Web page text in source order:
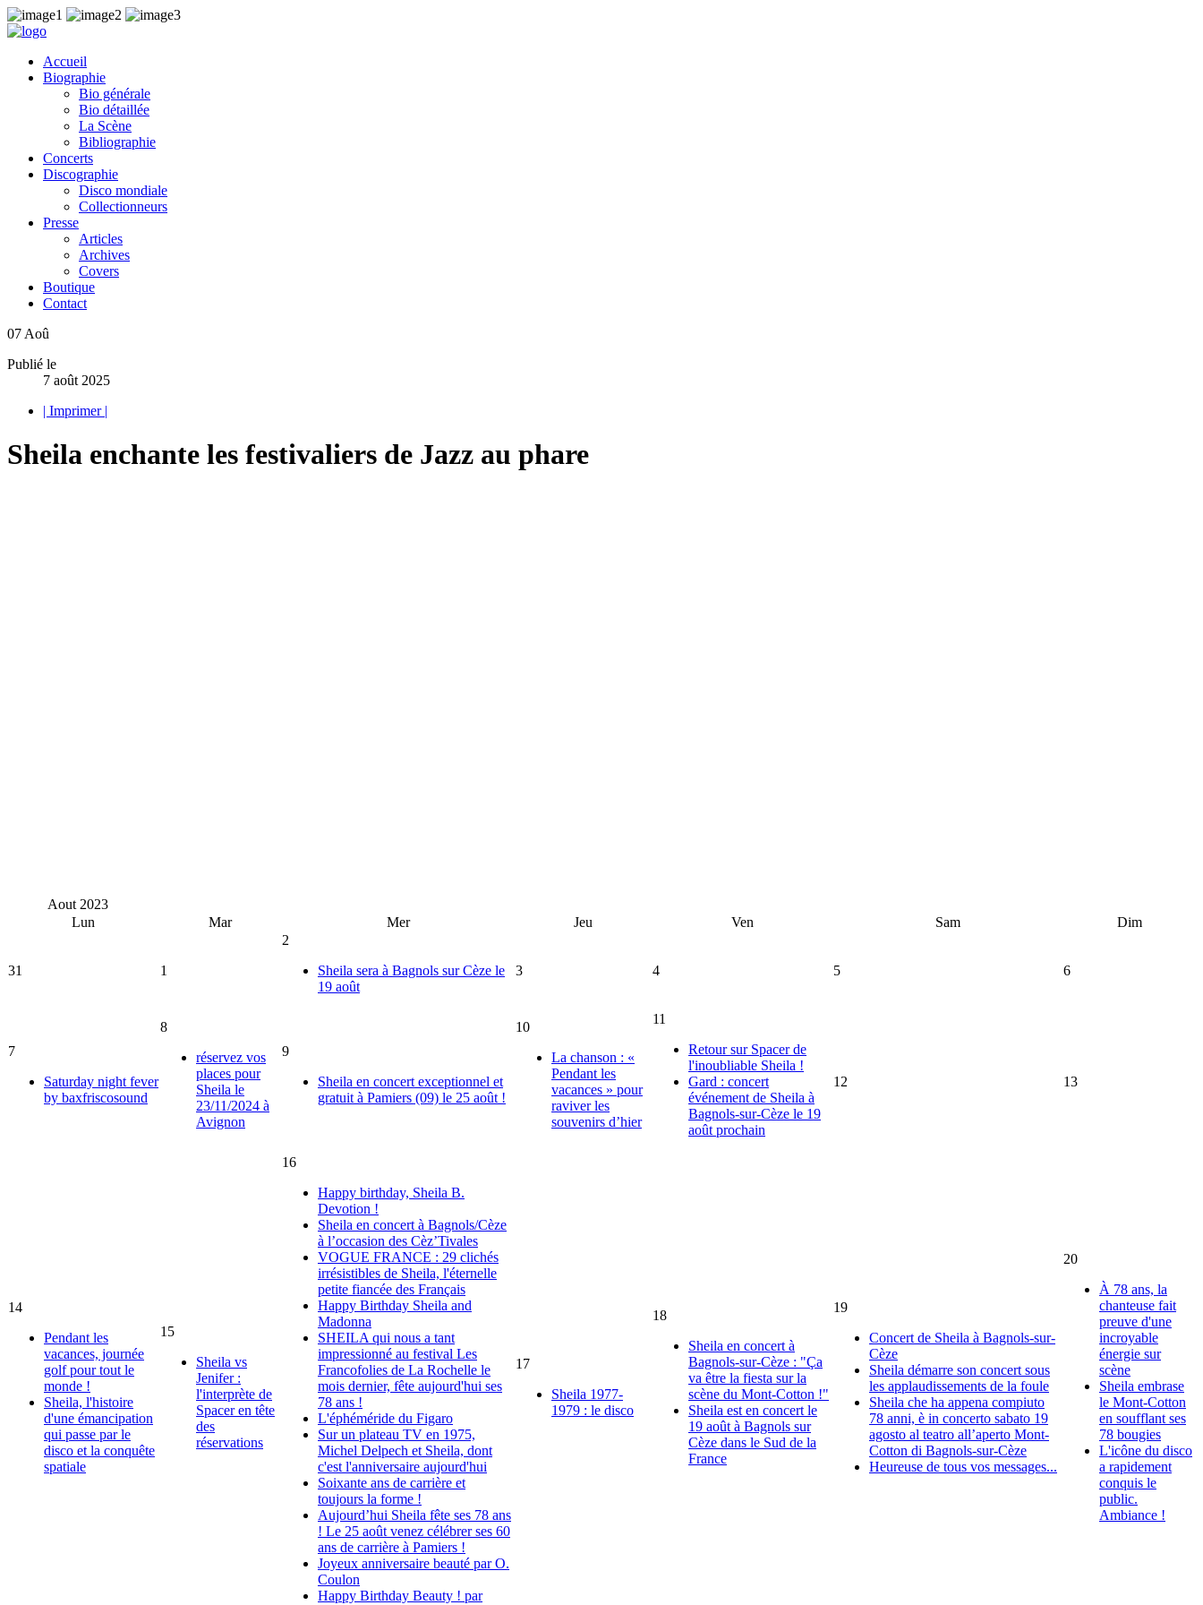
Accueil
Biographie
Bio générale
Bio détaillée
La Scène
Bibliographie
Concerts
Discographie
Disco mondiale
Collectionneurs
Presse
Articles
Archives
Covers
Boutique
Contact
07 Aoû
Publié le
7 août 2025
| Imprimer |
Sheila enchante les festivaliers de Jazz au phare
Aout 2023
Lun
Mar Mer Jeu Ven Sam Dim
31 1
2
Sheila sera à Bagnols sur Cèze le
19 août
3 4 5 6
7
Saturday night fever
by baxfriscosound
8
réservez vos
places pour
Sheila le
23/11/2024 à
Avignon
9
Sheila en concert exceptionnel et
gratuit à Pamiers (09) le 25 août !
10
La chanson : «
Pendant les
vacances » pour
raviver les
souvenirs d’hier
11
Retour sur Spacer de
l'inoubliable Sheila !
Gard : concert
événement de Sheila à
Bagnols-sur-Cèze le 19
août prochain
12 13
14
Pendant les
vacances, journée
golf pour tout le
monde !
Sheila, l'histoire
d'une émancipation
qui passe par le
disco et la conquête
spatiale
15
Sheila vs
Jenifer :
l'interprète de
Spacer en tête
des
réservations
16
Happy birthday, Sheila B.
Devotion !
Sheila en concert à Bagnols/Cèze
à l’occasion des Cèz’Tivales
VOGUE FRANCE : 29 clichés
irrésistibles de Sheila, l'éternelle
petite fiancée des Français
Happy Birthday Sheila and
Madonna
SHEILA qui nous a tant
impressionné au festival Les
Francofolies de La Rochelle le
mois dernier, fête aujourd'hui ses
78 ans !
L'éphéméride du Figaro
Sur un plateau TV en 1975,
Michel Delpech et Sheila, dont
c'est l'anniversaire aujourd'hui
Soixante ans de carrière et
toujours la forme !
Aujourd’hui Sheila fête ses 78 ans
! Le 25 août venez célébrer ses 60
ans de carrière à Pamiers !
Joyeux anniversaire beauté par O.
Coulon
Happy Birthday Beauty ! par
17
Sheila 1977-
1979 : le disco
18
Sheila en concert à
Bagnols-sur-Cèze : "Ça
va être la fiesta sur la
scène du Mont-Cotton !"
Sheila est en concert le
19 août à Bagnols sur
Cèze dans le Sud de la
France
19
Concert de Sheila à Bagnols-sur-
Cèze
Sheila démarre son concert sous
les applaudissements de la foule
Sheila che ha appena compiuto
78 anni, è in concerto sabato 19
agosto al teatro all’aperto Mont-
Cotton di Bagnols-sur-Cèze
Heureuse de tous vos messages...
20
À 78 ans, la
chanteuse fait
preuve d'une
incroyable
énergie sur
scène
Sheila embrase
le Mont-Cotton
en soufflant ses
78 bougies
L'icône du disco
a rapidement
conquis le
public.
Ambiance !